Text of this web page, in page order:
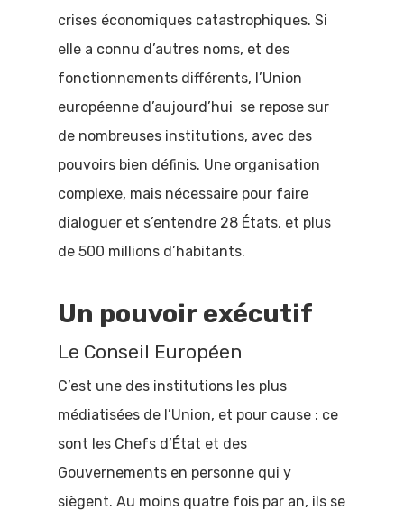
crises économiques catastrophiques. Si
elle a connu d’autres noms, et des
fonctionnements différents, l’Union
européenne d’aujourd’hui se repose sur
de nombreuses institutions, avec des
pouvoirs bien définis. Une organisation
complexe, mais nécessaire pour faire
dialoguer et s’entendre 28 États, et plus
de 500 millions d’habitants.
Un pouvoir exécutif
Le Conseil Européen
C’est une des institutions les plus
médiatisées de l’Union, et pour cause : ce
sont les Chefs d’État et des
Gouvernements en personne qui y
siègent. Au moins quatre fois par an, ils se